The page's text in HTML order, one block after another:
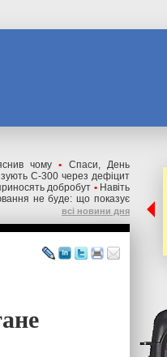
чому •
Спаси, День
С-300 через дефіцит
добробут • Навіть
не буде: що показує
всі новини дня